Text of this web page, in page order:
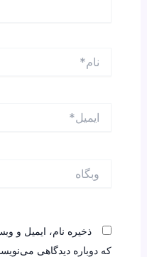
ذخیره نام، ایمیل و
که دوباره دیدگاهی